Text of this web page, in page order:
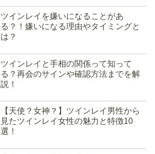
ツインレイを嫌いになることがあ
る？！嫌いになる理由やタイミングと
は？
ツインレイと手相の関係って知って
る？再会のサインや確認方法までを解
説！
【天使？女神？】ツインレイ男性から
見たツインレイ女性の魅力と特徴10
選！